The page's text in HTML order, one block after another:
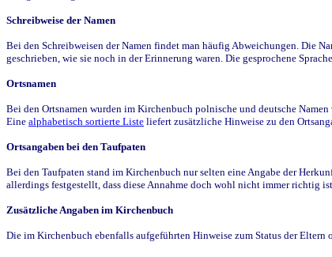
Schreibweise der Namen
Bei den Schreibweisen der Namen findet man häufig Abweichungen. Die
geschrieben, wie sie noch in der Erinnerung waren. Die gesprochene
Ortsnamen
Bei den Ortsnamen wurden im Kirchenbuch polnische und deutsche
Eine alphabetisch sortierte Liste liefert zusätzliche Hinweise zu den
Ortsangaben bei den Taufpaten
Bei den Taufpaten stand im Kirchenbuch nur selten eine Angabe der
allerdings festgestellt, dass diese Annahme doch wohl nicht immer richtig
Zusätzliche Angaben im Kirchenbuch
Die im Kirchenbuch ebenfalls aufgeführten Hinweise zum Status der Eltern